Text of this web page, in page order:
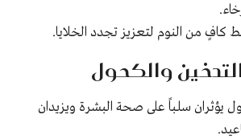
من النوم لتعزيز تجدد الخلايا.
والكحول
يؤثران سلباً على صحة البشرة ويزيدان